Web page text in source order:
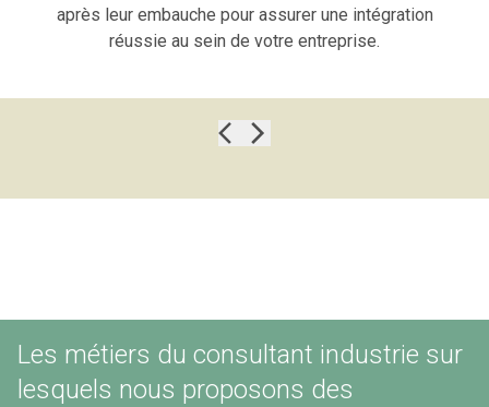
après leur embauche pour assurer une intégration
réussie au sein de votre entreprise.
Les métiers du consultant industrie sur
lesquels nous proposons des